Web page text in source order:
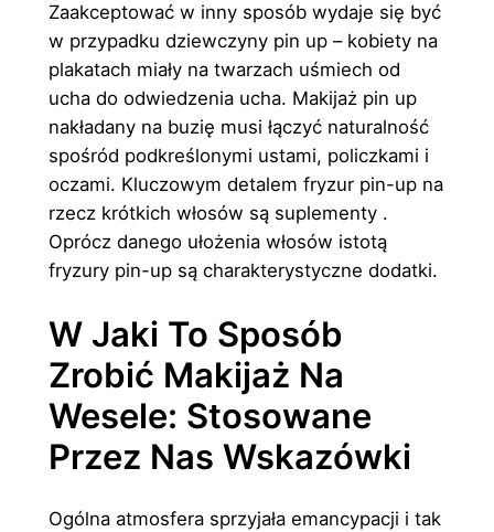
Zaakceptować w inny sposób wydaje się być
w przypadku dziewczyny pin up – kobiety na
plakatach miały na twarzach uśmiech od
ucha do odwiedzenia ucha. Makijaż pin up
nakładany na buzię musi łączyć naturalność
spośród podkreślonymi ustami, policzkami i
oczami. Kluczowym detalem fryzur pin-up na
rzecz krótkich włosów są suplementy .
Oprócz danego ułożenia włosów istotą
fryzury pin-up są charakterystyczne dodatki.
W Jaki To Sposób
Zrobić Makijaż Na
Wesele: Stosowane
Przez Nas Wskazówki
Ogólna atmosfera sprzyjała emancypacji i tak